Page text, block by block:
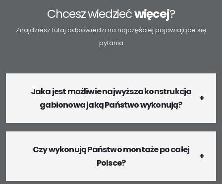
Chcesz wiedziećwięcej?
Znajdziesz tutaj odpowiedzi na najczęściej pojawiające się
pytania
Jaka jest możliwie najwyższa konstrukcja
gabionowa jaką Państwo wykonują?
Czy wykonują Państwo montaże po całej
Polsce?